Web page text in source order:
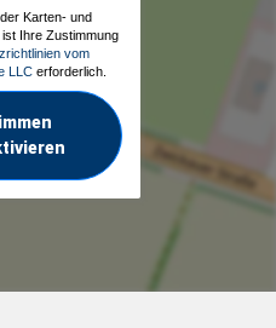
Karten- und
Ihre Zustimmung
vom
LLC erforderlich.